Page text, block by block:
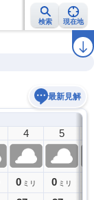
検索 現在地
ラ
最新見解
4
0 ミリ
5
0 ミリ